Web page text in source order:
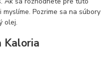
myslíme. Pozrime sa na súbory
olej.
Kaloria